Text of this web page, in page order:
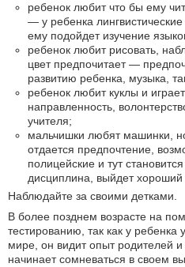
ребенок любит что бы ему
— у ребенка
ему подойдет изучение
ребенок любит рисовать,
цвет предпочитает —
развитию ребенка, музыка,
ребенок любит куклы и
направленность,
учителя;
мальчишки любят машинки,
отдается предпочтение,
полицейские и тут
дисциплина, выйдет хороший
Наблюдайте за своими детками.
В более позднем возрасте на
тестированию, так как у ребенка
мире, он видит опыт родителей и
начинает сомневаться в своем